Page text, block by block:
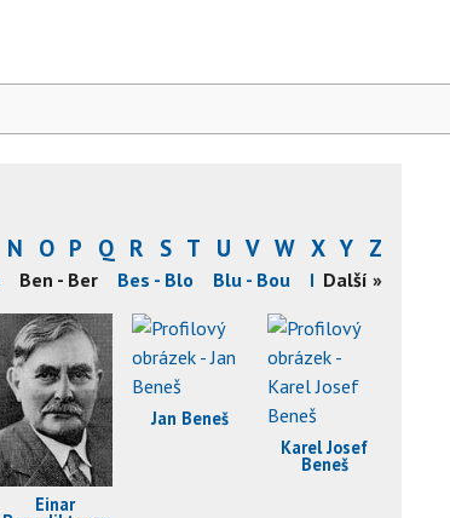
N O P Q R S T U V W X Y Z
Ben - Ber Bes - Blo Blu - Bou Bou - Bře
Další »
Einar
Jan Beneš
Karel Josef
Beneš